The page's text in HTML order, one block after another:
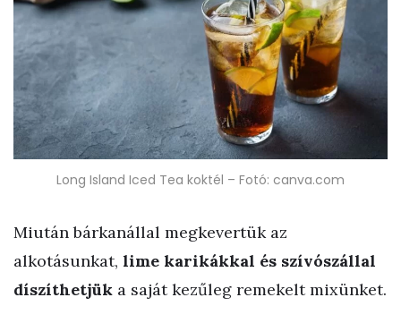
Long Island Iced Tea koktél – Fotó: canva.com
Miután bárkanállal megkevertük az
alkotásunkat, lime karikákkal és szívószállal
díszíthetjük a saját kezűleg remekelt mixünket.